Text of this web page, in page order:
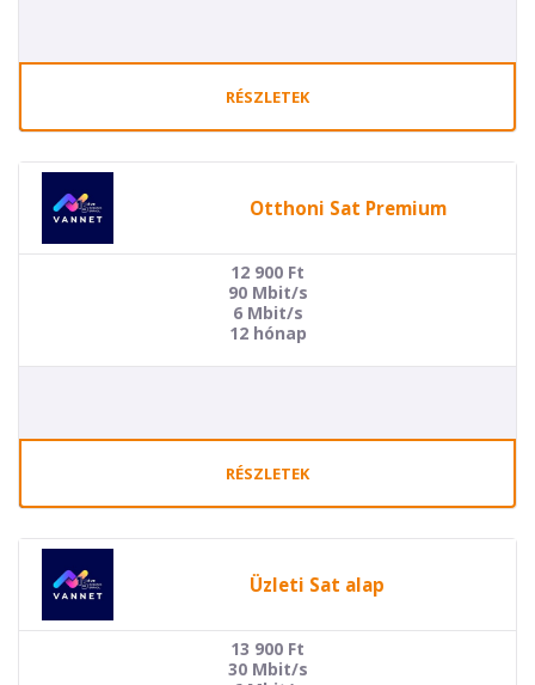
RÉSZLETEK
Otthoni Sat Premium
12 900 Ft
90 Mbit/s
6 Mbit/s
12 hónap
RÉSZLETEK
Üzleti Sat alap
13 900 Ft
30 Mbit/s